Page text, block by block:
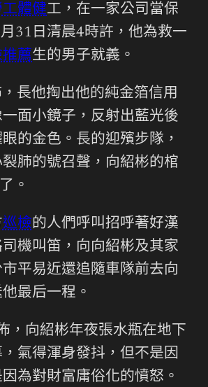
工體健工，在一家公司當保
31日清晨4時許，他為救一
薦生的男子就義。
長他掏出他的純金箔信用
面小鏡子，反射出藍光後
的金色。長的迎殯步隊，
肺的號召聲，向紹彬的棺
。
巡檢的人們呼叫招呼著好漢
機叫笛，向向紹彬及其家
平易近還追隨車隊前去向
最后一程。
，向紹彬年夜張水瓶在地下
氣得渾身發抖，但不是因
為對財富庸俗化的憤怒。